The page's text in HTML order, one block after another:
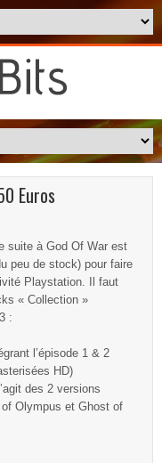
Euros
suite à God Of War est
peu de stock) pour faire
Playstation. Il faut
« Collection »
:
l’épisode 1 & 2
HD)
des 2 versions
Olympus et Ghost of